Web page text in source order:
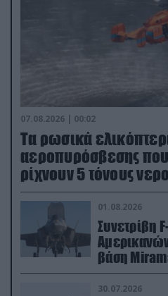
07.08.2026 | 00:02
Τα ρωσικά
αεροπυρόσβεσης
ρίχνουν 5 τόνους
01.08.2026
Συνετρίβη
βάση
30.07.2026